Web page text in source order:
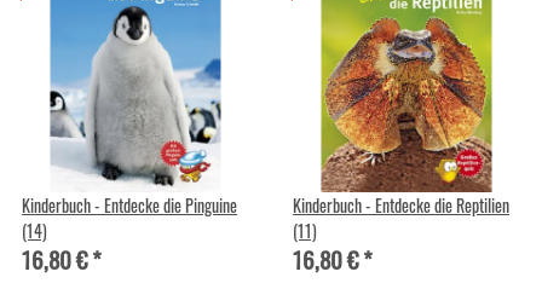
Kinderbuch - Entdecke die Pinguine
(14)
16,80 €*
Kinderbuch - Entdecke die Reptilien
(11)
16,80 €*